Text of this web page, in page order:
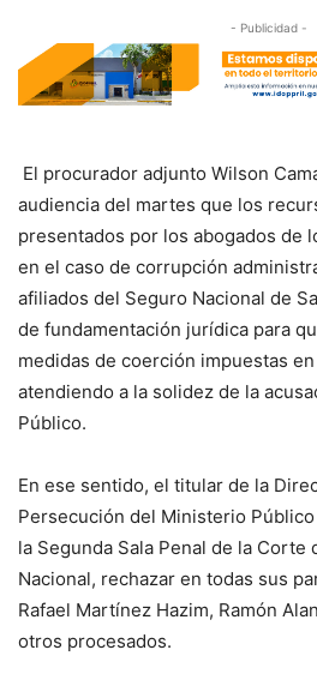
- Publicidad -
El procurador adjunto Wilson
audiencia del martes que los
presentados por los abogados de
en el caso de corrupción
afiliados del Seguro Nacional de
de fundamentación jurídica para
medidas de coerción impuestas
atendiendo a la solidez de la
Público.
En ese sentido, el titular de la
Persecución del Ministerio
la Segunda Sala Penal de la
Nacional, rechazar en todas sus
Rafael Martínez Hazim, Ramón
otros procesados.